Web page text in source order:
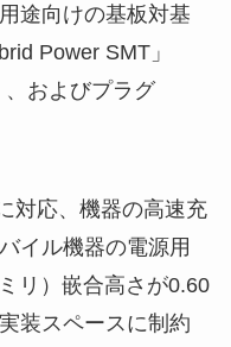
途向けの基板対基
Power SMT」
およびプラグ
対応、機器の高速充
イル機器の電源用
リ）嵌合高さが0.60
装スペースに制約